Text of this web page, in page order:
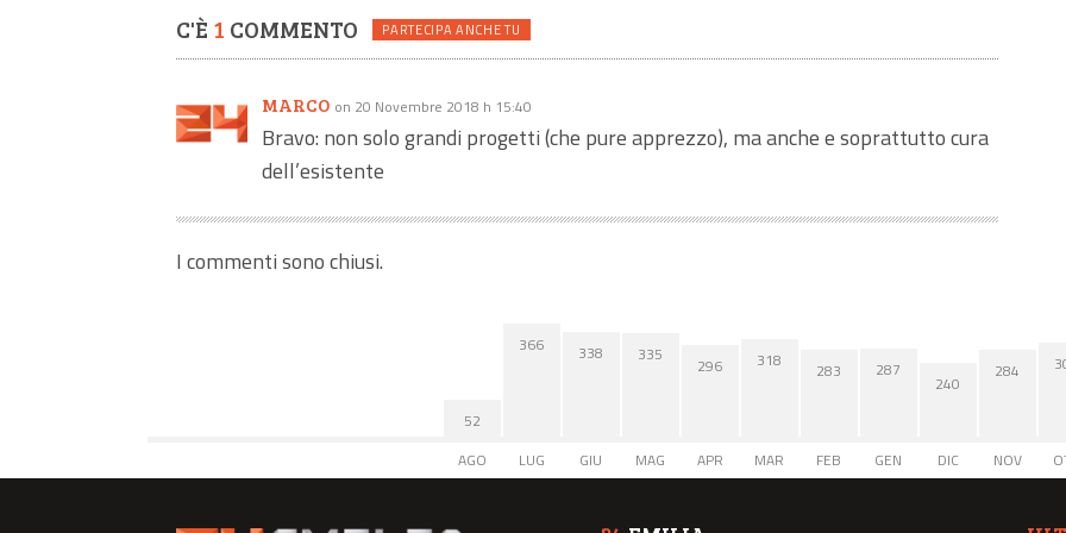
C'È 1 COMMENTO PARTECIPA ANCHE TU
MARCO on 20 Novembre 2018 h 15:40
Bravo: non solo grandi progetti (che pure apprezzo), ma anche e soprattutto cura
dell’esistente
I commenti sono chiusi.
52
AGO
366
LUG
338
GIU
335
MAG
296
APR
318
MAR
283
FEB
287
GEN
240
DIC
284
NOV